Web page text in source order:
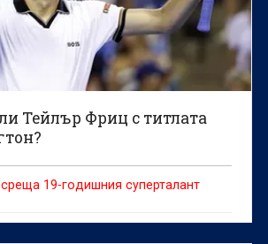
Тейлър Фриц с титлата
19-годишния суперталант